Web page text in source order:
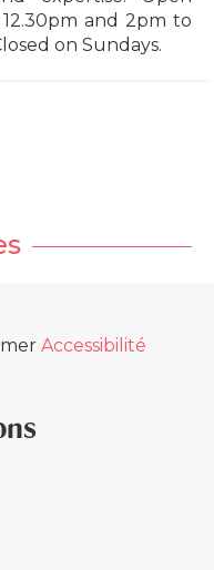
and 2pm to
on Sundays.
Accessibilité